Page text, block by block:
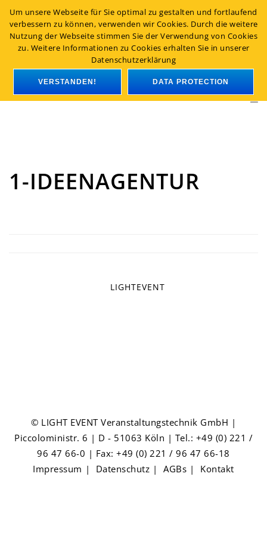
+49 221 - 96 47 66-0 |info@light-event.de
En
1-IDEENAGENTUR
LIGHTEVENT
© LIGHT EVENT Veranstaltungstechnik GmbH |
Piccoloministr. 6 | D - 51063 Köln | Tel.: +49 (0) 221 /
96 47 66-0 | Fax: +49 (0) 221 / 96 47 66-18
Impressum | Datenschutz | AGBs | Kontakt
Um unsere Webseite für Sie optimal zu gestalten und fortlaufend
verbessern zu können, verwenden wir Cookies. Durch die weitere
Nutzung der Webseite stimmen Sie der Verwendung von Cookies
zu. Weitere Informationen zu Cookies erhalten Sie in unserer
Datenschutzerklärung
VERSTANDEN! DATA PROTECTION